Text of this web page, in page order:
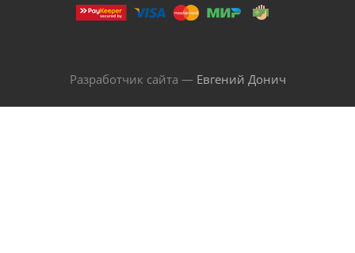
Разработчик сайта — Евгений Донич